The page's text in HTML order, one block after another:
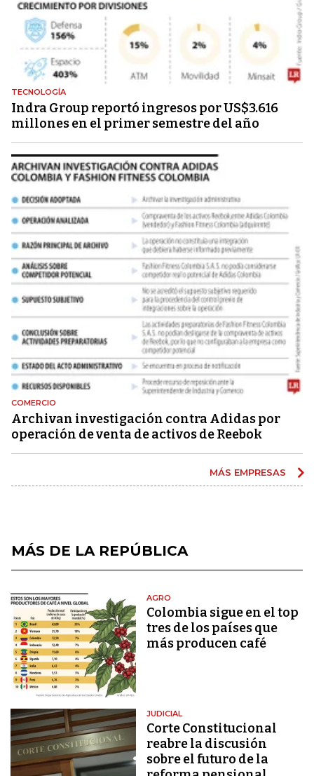
TECNOLOGÍA
Indra Group reportó ingresos por US$3.616
millones en el primer semestre del año
COMERCIO
Archivan investigación contra Adidas por
operación de venta de activos de Reebok
MÁS EMPRESAS
MÁS DE LA REPÚBLICA
AGRO
Colombia sigue en el top
tres de los países que
más producen café
JUDICIAL
Corte Constitucional
reabre la discusión
sobre el futuro de la